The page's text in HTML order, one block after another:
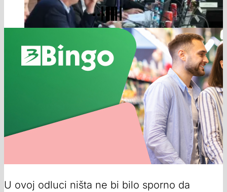
U ovoj odluci ništa ne bi bilo sporno da